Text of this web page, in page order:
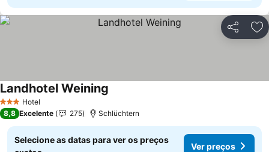
Partilhar
3 EstrelasHotel
Landhotel Weining
8,8 Excelente 275 Schlüchtern
Selecione as datas para ver os preços
Ver preços